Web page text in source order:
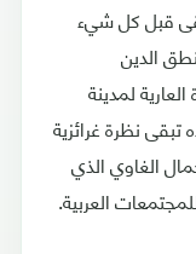
قبل كل شيء
الدين
لمدينة
نظرة غرائزية
الغاوي الذي
العربية.